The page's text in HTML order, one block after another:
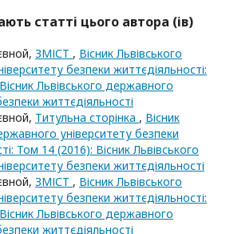
статті цього автора (ів)
ЗМІСТ , Вісник Львівського
безпеки життєдіяльності:
Львівського державного
життєдіяльності
Титульна сторінка , Вісник
університету безпеки
Том 14 (2016): Вісник Львівського
безпеки життєдіяльності
ЗМІСТ , Вісник Львівського
безпеки життєдіяльності:
Львівського державного
життєдіяльності